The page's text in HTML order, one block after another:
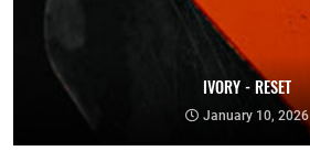
IVORY - RESET
January 10, 2026